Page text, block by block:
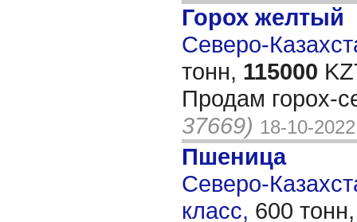
Горох желтый
Северо-
тонн, 115000
Продам горох-
37669) 18-10-2022
Пшеница
Северо-
класс, 600